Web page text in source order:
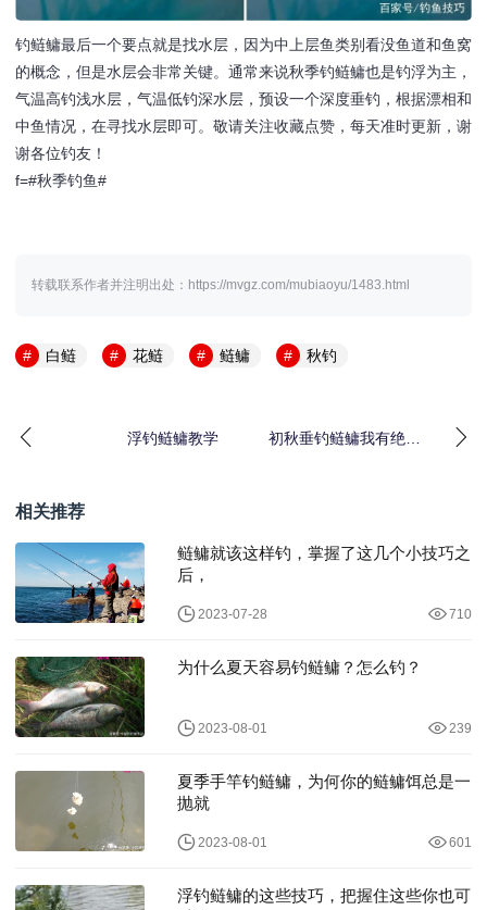
钓鲢鳙最后一个要点就是找水层，因为中上层鱼类别看没鱼道和鱼窝
的概念，但是水层会非常关键。通常来说秋季钓鲢鳙也是钓浮为主，
气温高钓浅水层，气温低钓深水层，预设一个深度垂钓，根据漂相和
中鱼情况，在寻找水层即可。敬请关注收藏点赞，每天准时更新，谢
谢各位钓友！
f=#秋季钓鱼#
转载联系作者并注明出处：https://mvgz.com/mubiaoyu/1483.html
白鲢 花鲢 鲢鳙 秋钓
浮钓鲢鳙教学
初秋垂钓鲢鳙我有绝
相关推荐
鲢鳙就该这样钓，掌握了这几个小技巧之
后，
2023-07-28 710
为什么夏天容易钓鲢鳙？怎么钓？
2023-08-01 239
夏季手竿钓鲢鳙，为何你的鲢鳙饵总是一
抛就
2023-08-01 601
浮钓鲢鳙的这些技巧，把握住这些你也可